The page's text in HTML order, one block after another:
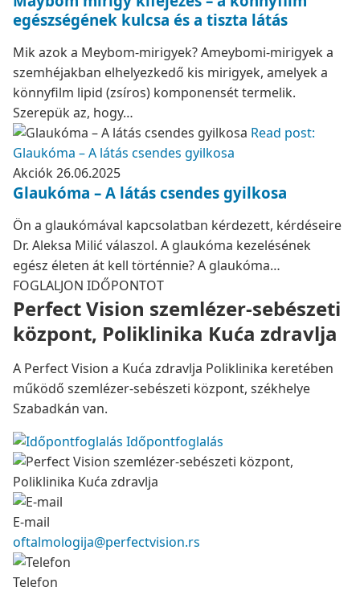
egészségének kulcsa és a tiszta látás
Mik azok a Meybom-mirigyek? Ameybomi-mirigyek a
szemhéjakban elhelyezkedő kis mirigyek, amelyek a
könnyfilm lipid (zsíros) komponensét termelik.
Szerepük az, hogy…
Read post:
Glaukóma – A látás csendes gyilkosa
Akciók26.06.2025
Glaukóma – A látás csendes gyilkosa
Ön a glaukómával kapcsolatban kérdezett, kérdéseire
Dr. Aleksa Milić válaszol. A glaukóma kezelésének
egész életen át kell történnie? A glaukóma…
FOGLALJON IDŐPONTOT
Perfect Vision szemlézer-sebészeti
központ, Poliklinika Kuća zdravlja
A Perfect Vision a Kuća zdravlja Poliklinika keretében
működő szemlézer-sebészeti központ, székhelye
Szabadkán van.
Időpontfoglalás
E-mail
oftalmologija@perfectvision.rs
Telefon